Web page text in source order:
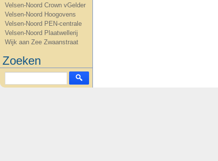
Velsen-Noord Crown vGelder
Velsen-Noord Hoogovens
Velsen-Noord PEN-centrale
Velsen-Noord Plaatwellerij
Wijk aan Zee Zwaanstraat
Zoeken